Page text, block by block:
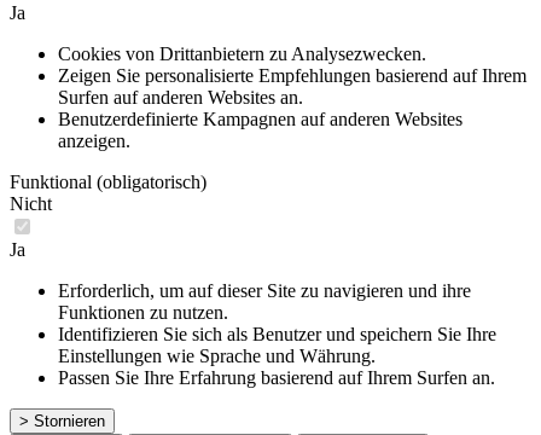
Ja
Cookies von Drittanbietern zu Analysezwecken.
Zeigen Sie personalisierte Empfehlungen basierend auf Ihrem
Surfen auf anderen Websites an.
Benutzerdefinierte Kampagnen auf anderen Websites
anzeigen.
Funktional (obligatorisch)
Nicht
Ja
Erforderlich, um auf dieser Site zu navigieren und ihre
Funktionen zu nutzen.
Identifizieren Sie sich als Benutzer und speichern Sie Ihre
Einstellungen wie Sprache und Währung.
Passen Sie Ihre Erfahrung basierend auf Ihrem Surfen an.
> Stornieren